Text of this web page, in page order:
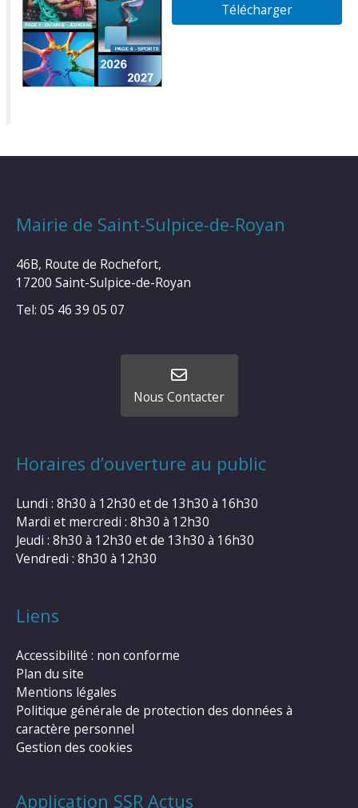
Télécharger
Mairie de Saint-Sulpice-de-Royan
46B, Route de Rochefort,
17200 Saint-Sulpice-de-Royan
Tel: 05 46 39 05 07
Nous Contacter
Horaires d’ouverture au public
Lundi : 8h30 à 12h30 et de 13h30 à 16h30
Mardi et mercredi : 8h30 à 12h30
Jeudi : 8h30 à 12h30 et de 13h30 à 16h30
Vendredi : 8h30 à 12h30
Liens
Accessibilité : non conforme
Plan du site
Mentions légales
Politique générale de protection des données à
caractère personnel
Gestion des cookies
Application SSR Actus